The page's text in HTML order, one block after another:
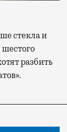
разбить